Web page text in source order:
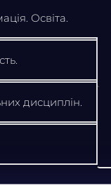
Освіта.
дисциплін.